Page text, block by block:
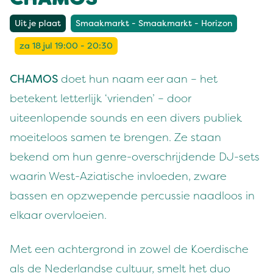
Uit je plaat Smaakmarkt - Smaakmarkt - Horizon
za 18 jul 19:00 - 20:30
CHAMOS doet hun naam eer aan – het
betekent letterlijk ‘vrienden’ – door
uiteenlopende sounds en een divers publiek
moeiteloos samen te brengen. Ze staan
bekend om hun genre-overschrijdende DJ-sets
waarin West-Aziatische invloeden, zware
bassen en opzwepende percussie naadloos in
elkaar overvloeien.
Met een achtergrond in zowel de Koerdische
als de Nederlandse cultuur, smelt het duo